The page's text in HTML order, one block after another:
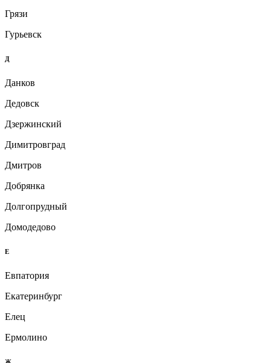
Грязи
Гурьевск
Д
Данков
Дедовск
Дзержинский
Димитровград
Дмитров
Добрянка
Долгопрудный
Домодедово
Е
Евпатория
Екатеринбург
Елец
Ермолино